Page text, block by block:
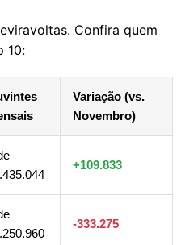
Confira quem
10:
Variação (vs.
Novembro)
+109.833
-333.275